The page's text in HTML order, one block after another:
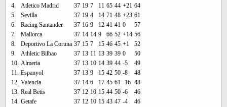
4.
Atletico Madrid 37 19 7 11 65 44 +21 64
5.
Sevilla 37 19 4 14 71 48 +23 61
6.
Racing Santander 37 16 9 12 41 41 0
57
7.
Mallorca 37 14 14 9 66 52 +14 56
8.
Deportivo La Coruna 37 15 7 15 46 45 +1
52
9.
Athletic Bilbao 37 13 11 13 39 39 0
50
10. Almeria 37 13 10 14 39 44 -5
49
11. Espanyol 37 13 9 15 42 50 -8
48
12. Valencia 37 14 6 17 45 61 -16 48
13. Real Betis 37 12 10 15 44 50 -6
46
14. Getafe 37 12 10 15 43 47 -4
46